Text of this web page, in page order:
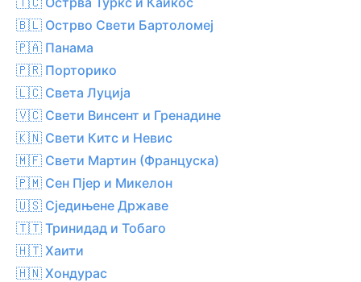
🇧🇱 Острво Свети Бартоломеј
🇵🇦 Панама
🇵🇷 Порторико
🇱🇨 Света Луција
🇻🇨 Свети Винсент и Гренадине
🇰🇳 Свети Китс и Невис
🇲🇫 Свети Мартин (Француска)
🇵🇲 Сен Пјер и Микелон
🇺🇸 Сједињене Државе
🇹🇹 Тринидад и Тобаго
🇭🇹 Хаити
🇭🇳 Хондурас